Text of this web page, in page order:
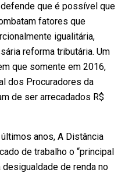
que é possível que
fatores que
igualitária,
reforma tributária. Um
que somente em 2016,
dos Procuradores da
de ser arrecadados R$
anos, A Distância
de trabalho o “principal
de renda no